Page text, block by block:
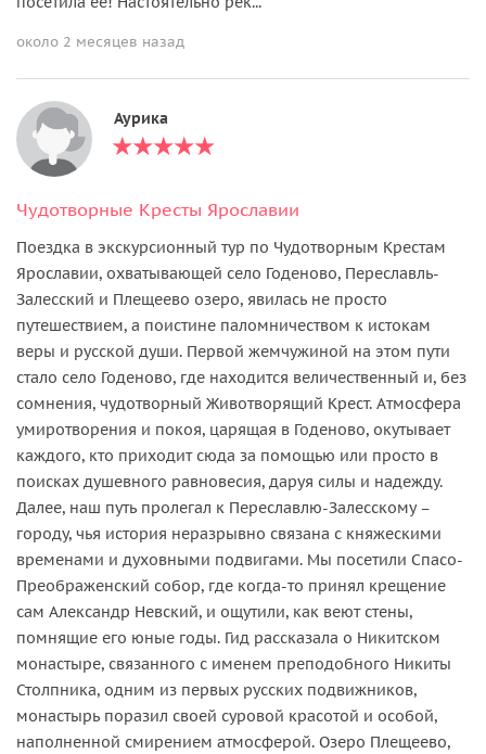
около 2 месяцев назад
Аурика
Чудотворные Кресты Ярославии
Поездка в экскурсионный тур по Чудотворным Крестам
Ярославии, охватывающей село Годеново, Переславль-
Залесский и Плещеево озеро, явилась не просто
путешествием, а поистине паломничеством к истокам
веры и русской души. Первой жемчужиной на этом пути
стало село Годеново, где находится величественный и, без
сомнения, чудотворный Животворящий Крест. Атмосфера
умиротворения и покоя, царящая в Годеново, окутывает
каждого, кто приходит сюда за помощью или просто в
поисках душевного равновесия, даруя силы и надежду.
Далее, наш путь пролегал к Переславлю-Залесскому –
городу, чья история неразрывно связана с княжескими
временами и духовными подвигами. Мы посетили Спасо-
Преображенский собор, где когда-то принял крещение
сам Александр Невский, и ощутили, как веют стены,
помнящие его юные годы. Гид рассказала о Никитском
монастыре, связанного с именем преподобного Никиты
Столпника, одним из первых русских подвижников,
монастырь поразил своей суровой красотой и особой,
наполненной смирением атмосферой. Озеро Плещеево,